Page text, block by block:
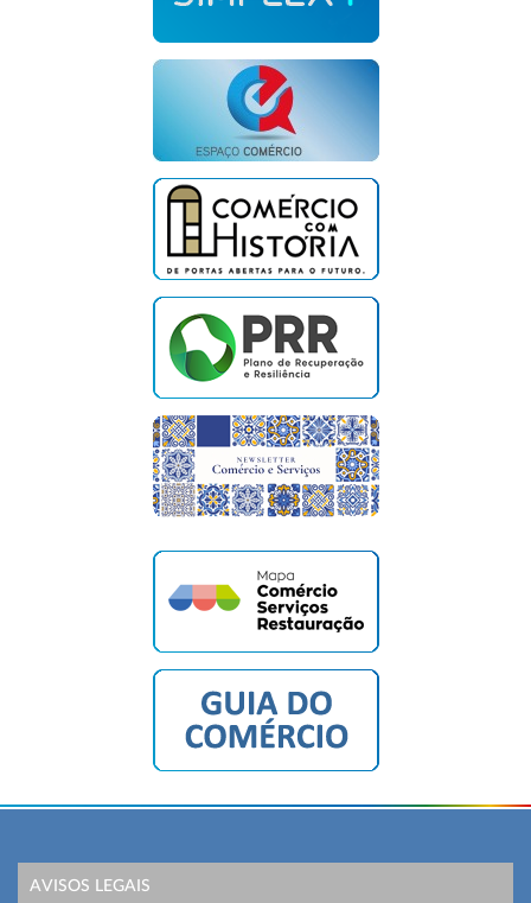
AVISOS LEGAIS